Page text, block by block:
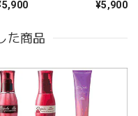
¥5,900
た商品